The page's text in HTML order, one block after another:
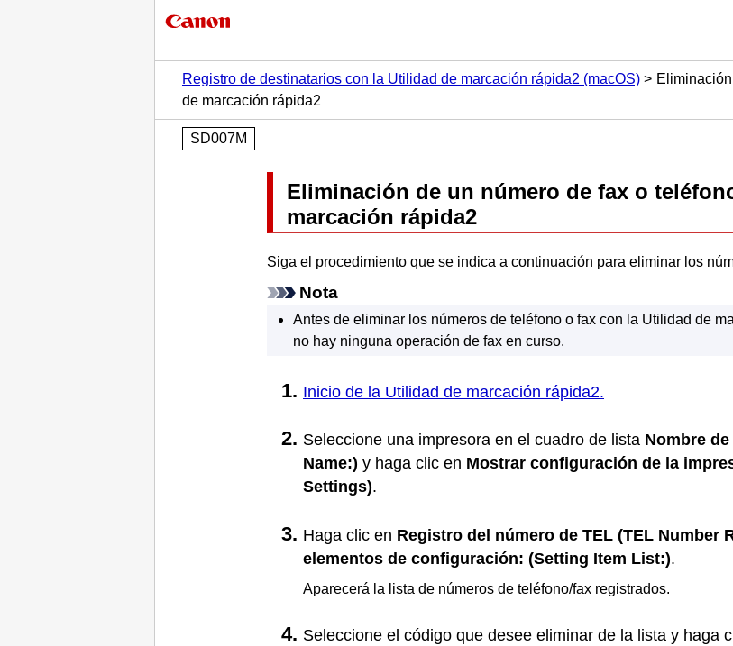
Registro de destinatarios con la Utilidad de marcación rápida2 (macOS)
de marcación rápida2
SD007M
Eliminación de un número de fax o
marcación rápida2
Siga el procedimiento que se indica a continuación para eliminar los
Nota
Antes de eliminar los números de teléfono o fax con la Utilidad de
no hay ninguna operación de fax en curso.
Inicio de la Utilidad de marcación rápida2.
Seleccione una impresora en el cuadro de lista Nombre
Name:) y haga clic en Mostrar configuración de la
Settings).
Haga clic en Registro del número de TEL (TEL Number
elementos de configuración: (Setting Item List:).
Aparecerá la lista de números de teléfono/fax registrados.
Seleccione el código que desee eliminar de la lista y haga